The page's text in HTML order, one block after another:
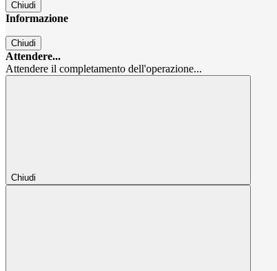
Chiudi
Informazione
Chiudi
Attendere...
Attendere il completamento dell'operazione...
Chiudi